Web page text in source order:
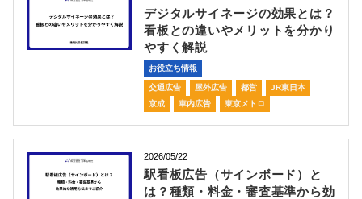
デジタルサイネージの効果とは？
看板との違いやメリットを分かり
やすく解説
お役立ち情報
交通広告 屋外広告 都営
JR東日本
京成
車内広告 東京メトロ
2026/05/22
駅看板広告（サインボード）と
は？種類・料金・審査基準から効